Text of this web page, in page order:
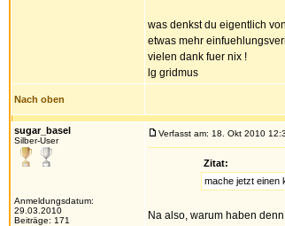
was denkst du eigentlich
etwas mehr
vielen dank fuer nix !
lg gridmus
Nach oben
sugar_basel
Silber-User
Anmeldungsdatum:
29.03.2010
Beiträge: 171
Verfasst am: 18. Okt 2010
Zitat:
mache jetzt einen
Na also, warum haben